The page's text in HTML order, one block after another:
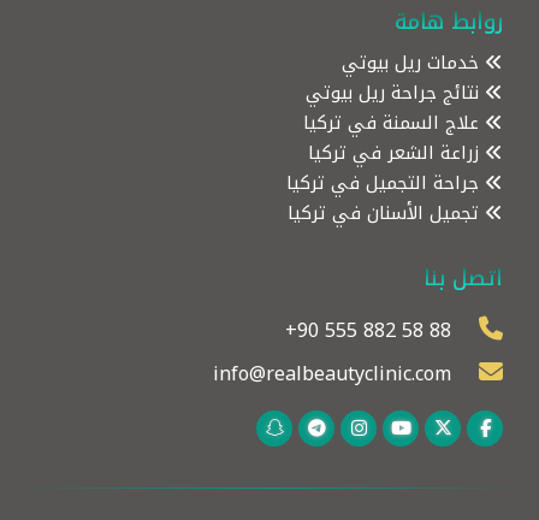
روابط هامة
خدمات ريل بيوتي
نتائج جراحة ريل بيوتي
علاج السمنة في تركيا
زراعة الشعر في تركيا
جراحة التجميل في تركيا
تجميل الأسنان في تركيا
اتصل بنا
+90 555 882 58 88
info@realbeautyclinic.com